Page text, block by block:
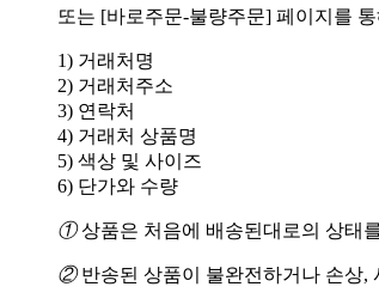
또는 [바로주문-불량주문] 페이지를
1) 거래처명
2) 거래처주소
3) 연락처
4) 거래처 상품명
5) 색상 및 사이즈
6) 단가와 수량
①상품은 처음에 배송된대로의 상태
②반송된 상품이 불완전하거나 손상,